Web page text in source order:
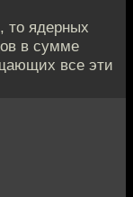
то ядерных
в сумме
все эти